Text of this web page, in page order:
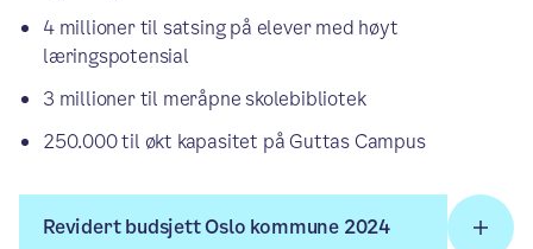
4 millioner til satsing på elever med høyt
læringspotensial
3 millioner til meråpne skolebibliotek
250.000 til økt kapasitet på Guttas Campus
Revidert budsjett Oslo kommune 2024